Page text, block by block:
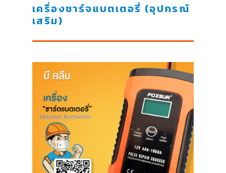
เครื่องชาร์จแบตเตอรี่ (อุปกรณ์
เสริม)